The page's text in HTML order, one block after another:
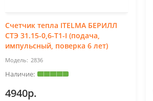
Счетчик тепла ITELMA БЕРИЛЛ
СТЭ 31.15-0,6-Т1-I (подача,
импульсный, поверка 6 лет)
2836
4940р.